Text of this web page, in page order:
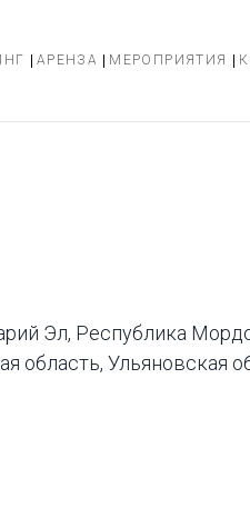
АРЕНЗА МЕРОПРИЯТИЯ
Эл, Республика
область, Ульяновская